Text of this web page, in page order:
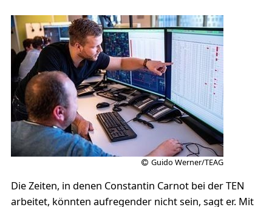
Guido Werner/TEAG
Die Zeiten, in denen Constantin Carnot bei der TEN
arbeitet, könnten aufregender nicht sein, sagt er. Mit